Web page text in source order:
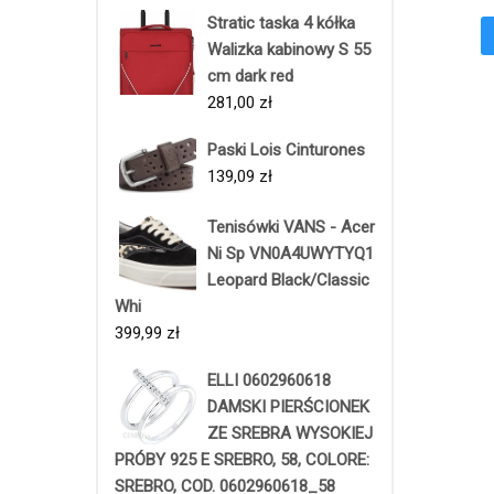
Stratic taska 4 kółka
Walizka kabinowy S 55
cm dark red
281,00 zł
Paski Lois Cinturones
139,09 zł
Tenisówki VANS - Acer
Ni Sp VN0A4UWYTYQ1
Leopard Black/Classic
Whi
399,99 zł
ELLI 0602960618
DAMSKI PIERŚCIONEK
ZE SREBRA WYSOKIEJ
PRÓBY 925 E SREBRO, 58, COLORE:
SREBRO, COD. 0602960618_58